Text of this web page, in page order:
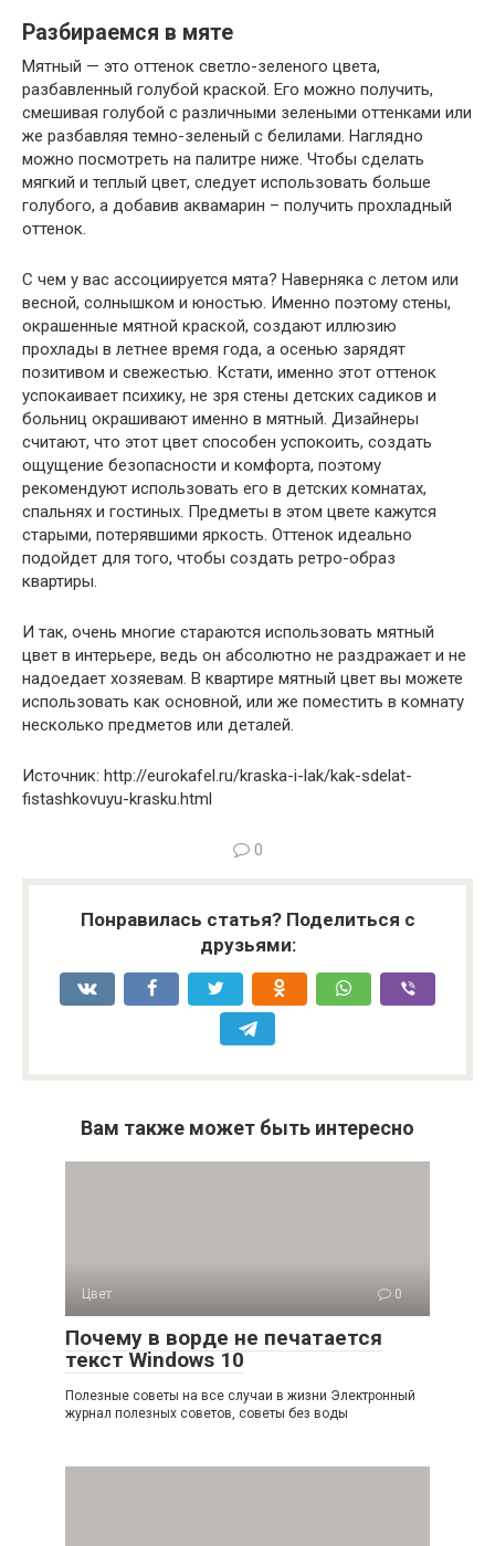
Разбираемся в мяте
Мятный — это оттенок светло-зеленого цвета,
разбавленный голубой краской. Его можно получить,
смешивая голубой с различными зелеными оттенками или
же разбавляя темно-зеленый с белилами. Наглядно
можно посмотреть на палитре ниже. Чтобы сделать
мягкий и теплый цвет, следует использовать больше
голубого, а добавив аквамарин – получить прохладный
оттенок.
С чем у вас ассоциируется мята? Наверняка с летом или
весной, солнышком и юностью. Именно поэтому стены,
окрашенные мятной краской, создают иллюзию
прохлады в летнее время года, а осенью зарядят
позитивом и свежестью. Кстати, именно этот оттенок
успокаивает психику, не зря стены детских садиков и
больниц окрашивают именно в мятный. Дизайнеры
считают, что этот цвет способен успокоить, создать
ощущение безопасности и комфорта, поэтому
рекомендуют использовать его в детских комнатах,
спальнях и гостиных. Предметы в этом цвете кажутся
старыми, потерявшими яркость. Оттенок идеально
подойдет для того, чтобы создать ретро-образ
квартиры.
И так, очень многие стараются использовать мятный
цвет в интерьере, ведь он абсолютно не раздражает и не
надоедает хозяевам. В квартире мятный цвет вы можете
использовать как основной, или же поместить в комнату
несколько предметов или деталей.
Источник: http://eurokafel.ru/kraska-i-lak/kak-sdelat-
fistashkovuyu-krasku.html
0
Понравилась статья? Поделиться с
друзьями:
Вам также может быть интересно
Цвет 0
Почему в ворде не печатается
текст Windows 10
Полезные советы на все случаи в жизни Электронный
журнал полезных советов, советы без воды